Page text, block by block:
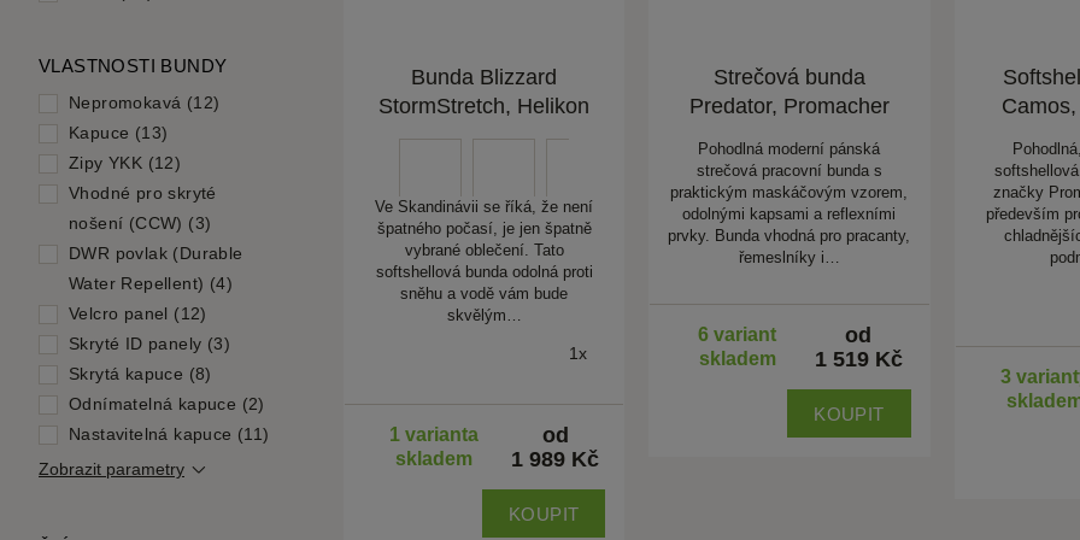
VLASTNOSTI BUNDY
Nepromokavá (12)
Kapuce (13)
Zipy YKK (12)
Vhodné pro skryté
nošení (CCW) (3)
DWR povlak (Durable
Water Repellent) (4)
Velcro panel (12)
Skryté ID panely (3)
Skrytá kapuce (8)
Odnímatelná kapuce (2)
Nastavitelná kapuce (11)
Zobrazit parametry
Bunda Blizzard
StormStretch, Helikon
Ve Skandinávii se říká, že není
špatného počasí, je jen špatně
vybrané oblečení. Tato
softshellová bunda odolná proti
sněhu a vodě vám bude
skvělým…
1x
1 varianta
skladem
od
1 989 Kč
KOUPIT
Strečová bunda
Predator, Promacher
Pohodlná moderní pánská
strečová pracovní bunda s
praktickým maskáčovým vzorem,
odolnými kapsami a reflexními
prvky. Bunda vhodná pro pracanty,
řemeslníky i…
6 variant
skladem
od
1 519 Kč
KOUPIT
značky
především
3